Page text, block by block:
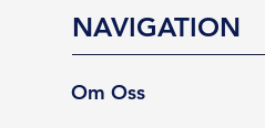
NAVIGATION
Om Oss